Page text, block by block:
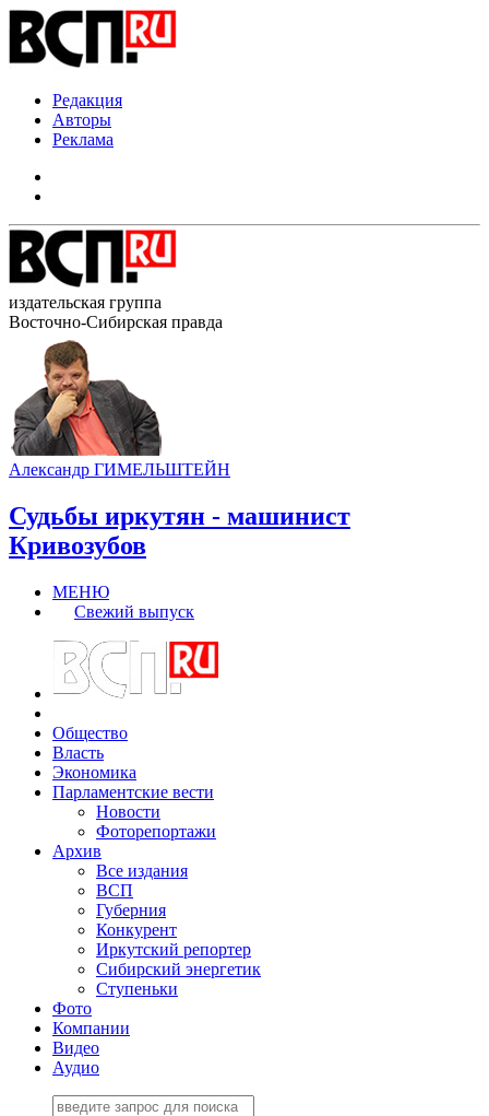
Редакция
Авторы
Реклама
издательская группа
Восточно-Сибирская правда
Александр ГИМЕЛЬШТЕЙН
Судьбы иркутян - машинист
Кривозубов
МЕНЮ
Свежий выпуск
Общество
Власть
Экономика
Парламентские вести
Новости
Фоторепортажи
Архив
Все издания
ВСП
Губерния
Конкурент
Иркутский репортер
Сибирский энергетик
Ступеньки
Фото
Компании
Видео
Аудио